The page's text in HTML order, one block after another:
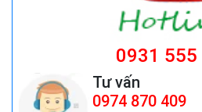
ghế công nhân
0931 555
Tư vấn
0974 870 409